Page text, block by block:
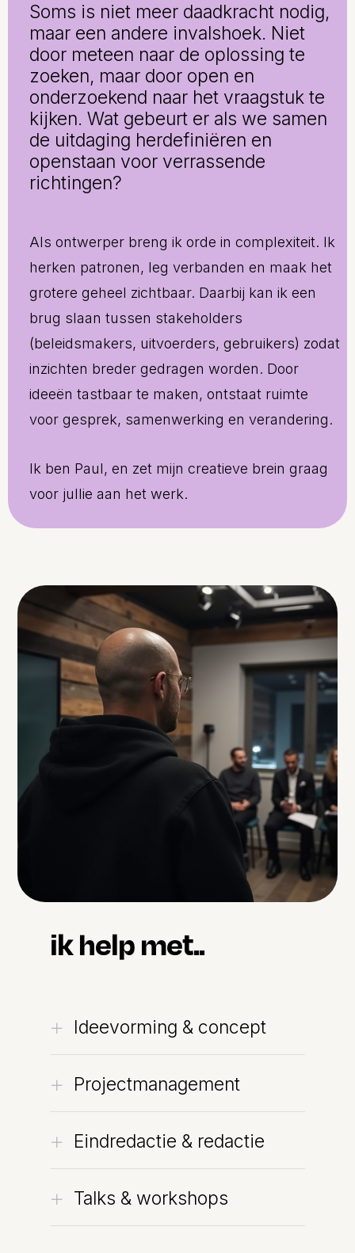
Soms is niet meer daadkracht nodig,
maar een andere invalshoek. Niet
door meteen naar de oplossing te
zoeken, maar door open en
onderzoekend naar het vraagstuk te
kijken. Wat gebeurt er als we samen
de uitdaging herdefiniëren en
openstaan voor verrassende
richtingen?
Als ontwerper breng ik orde in complexiteit. Ik
herken patronen, leg verbanden en maak het
grotere geheel zichtbaar. Daarbij kan ik een
brug slaan tussen stakeholders
(beleidsmakers, uitvoerders, gebruikers) zodat
inzichten breder gedragen worden. Door
ideeën tastbaar te maken, ontstaat ruimte
voor gesprek, samenwerking en verandering.
Ik ben Paul, en zet mijn creatieve brein graag
voor jullie aan het werk.
ik help met..
Ideevorming & concept
Projectmanagement
Eindredactie & redactie
Talks & workshops